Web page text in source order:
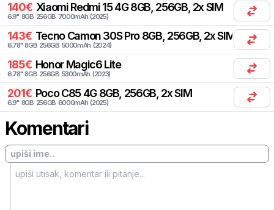
140€ Xiaomi Redmi 15 4G 8GB, 256GB, 2x SIM
6.9" 8GB 256GB 7000mAh (2025)
143€ Tecno Camon 30S Pro 8GB, 256GB, 2x SIM
6.78" 8GB 256GB 5000mAh (2024)
185€ Honor Magic6 Lite
6.78" 8GB 256GB 5300mAh (2023)
201€ Poco C85 4G 8GB, 256GB, 2x SIM
6.9" 8GB 256GB 6000mAh (2025)
Komentari